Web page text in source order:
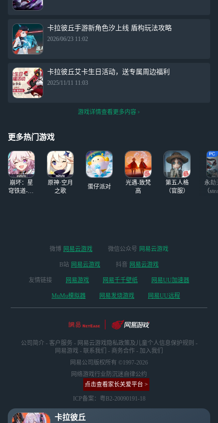
卡拉彼丘
卡拉彼丘手游新角色汐上线 盾构玩法攻略
2026/06/23 11:02
卡拉彼丘艾卡生日活动，送专属周边福利
2025/11/11 11:03
游戏详情查看更多内容
更多热门游戏
崩坏：星
穹铁道-4.4
原神·空月
之歌
蛋仔派对
光遇-致梵
高
第五人格
（官服）
永劫
（
微博 网易云游戏 微信公众号 网易云游戏
B站 网易云游戏 抖音 网易云游戏
友情链接 网易游戏 网易千千壁纸 网易UU加速器
MuMu模拟器 网易发烧游戏 网易UU远程
公司简介 - 客户服务 - 网易云游戏隐私政策及儿童个人信息保护规则 -
网易游戏 - 联系我们 - 商务合作 - 加入我们
网易公司版权所有 ©1997-2026
网络游戏行业防沉迷自律公约
点击查看家长关爱平台 >
ICP备案：粤B2-20090191-18